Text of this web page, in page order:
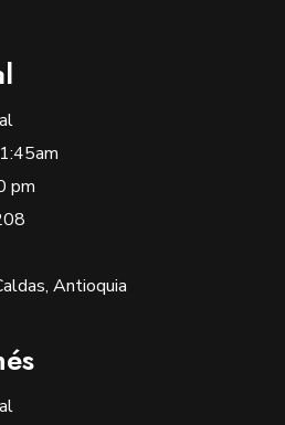
pm
Antioquia